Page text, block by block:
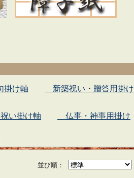
掛け軸
新築祝い・贈答用掛け
い掛け軸
仏事・神事用掛け
並び順：